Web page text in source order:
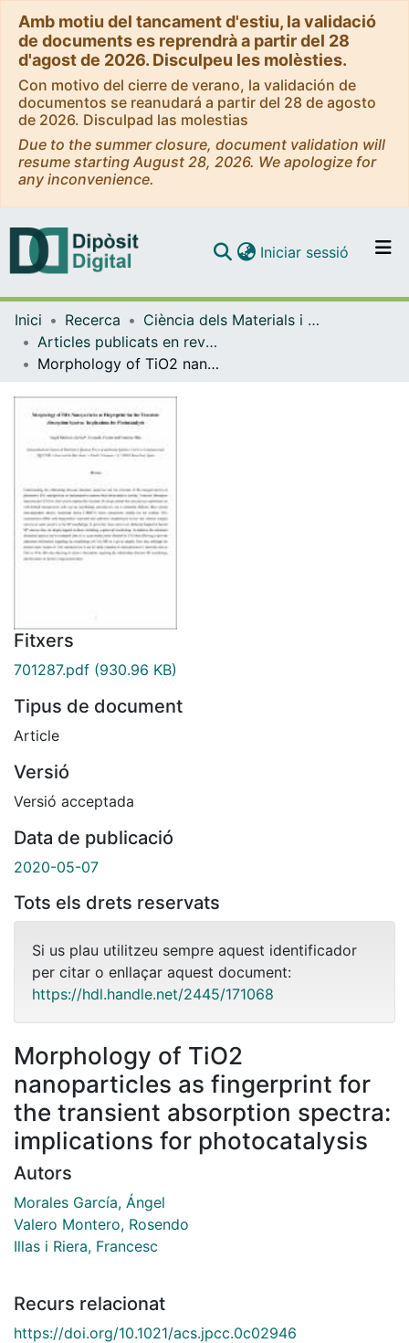
Amb motiu del tancament d'estiu, la validació
de documents es reprendrà a partir del 28
d'agost de 2026. Disculpeu les molèsties.
Con motivo del cierre de verano, la validación de
documentos se reanudará a partir del 28 de agosto
de 2026. Disculpad las molestias
Due to the summer closure, document validation will
resume starting August 28, 2026. We apologize for
any inconvenience.
Navega per tot el DD
Iniciar sessió (current)
Inici Recerca
Ciència dels Materials i Química Física
Articles publicats en revistes (Ciència dels Materials i Química Física)
Morphology of TiO2 nanoparticles as fingerprint for the transient absorption spectra: implications for photocatalysis
Fitxers
701287.pdf (930.96 KB)
Tipus de document
Article
Versió
Versió acceptada
Data de publicació
2020-05-07
Tots els drets reservats
Si us plau utilitzeu sempre aquest identificador
per citar o enllaçar aquest document:
https://hdl.handle.net/2445/171068
Morphology of TiO2
nanoparticles as fingerprint for
the transient absorption spectra:
implications for photocatalysis
Autors
Morales García, Ángel
Valero Montero, Rosendo
Illas i Riera, Francesc
Recurs relacionat
https://doi.org/10.1021/acs.jpcc.0c02946